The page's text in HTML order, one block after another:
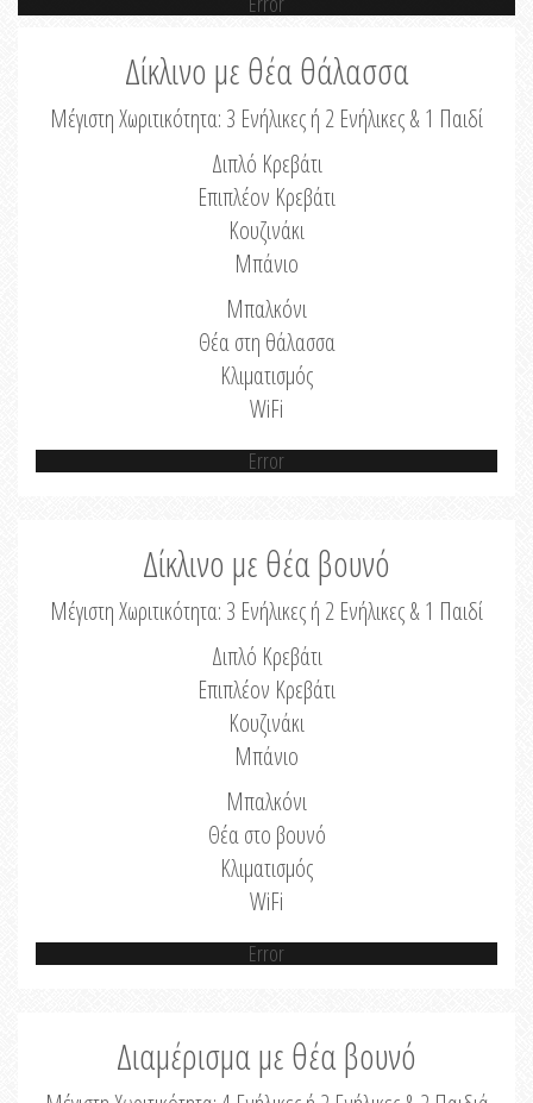
Δίκλινο με θέα θάλασσα
Μέγιστη Χωριτικότητα: 3 Ενήλικες ή 2 Ενήλικες & 1 Παιδί
Διπλό Κρεβάτι
Επιπλέον Κρεβάτι
Κουζινάκι
Μπάνιο
Μπαλκόνι
Θέα στη θάλασσα
Κλιματισμός
WiFi
Error
Δίκλινο με θέα βουνό
Μέγιστη Χωριτικότητα: 3 Ενήλικες ή 2 Ενήλικες & 1 Παιδί
Διπλό Κρεβάτι
Επιπλέον Κρεβάτι
Κουζινάκι
Μπάνιο
Μπαλκόνι
Θέα στο βουνό
Κλιματισμός
WiFi
Error
Διαμέρισμα με θέα βουνό